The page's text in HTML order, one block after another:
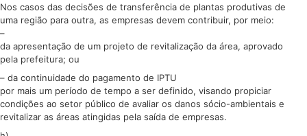
Nos casos das decisões de transferência de plantas produtivas de
uma região para outra, as empresas devem contribuir, por meio:
–
da apresentação de um projeto de revitalização da área, aprovado
pela prefeitura; ou
– da continuidade do pagamento de IPTU
por mais um período de tempo a ser definido, visando propiciar
condições ao setor público de avaliar os danos sócio-ambientais e
revitalizar as áreas atingidas pela saída de empresas.